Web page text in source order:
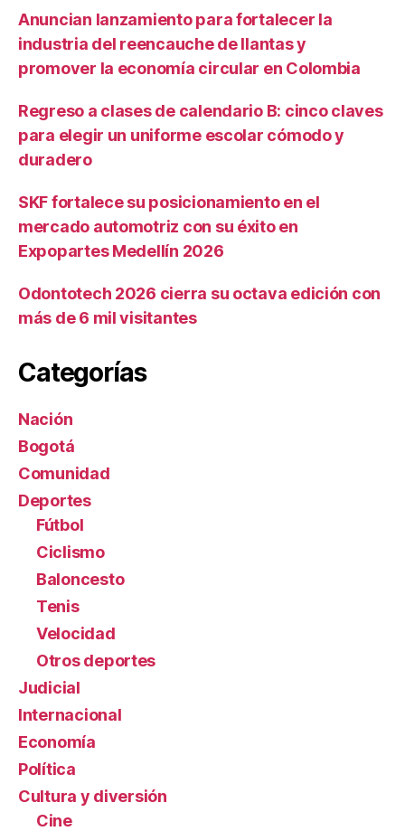
Anuncian lanzamiento para fortalecer la
industria del reencauche de llantas y
promover la economía circular en Colombia
Regreso a clases de calendario B: cinco claves
para elegir un uniforme escolar cómodo y
duradero
SKF fortalece su posicionamiento en el
mercado automotriz con su éxito en
Expopartes Medellín 2026
Odontotech 2026 cierra su octava edición con
más de 6 mil visitantes
Categorías
Nación
Bogotá
Comunidad
Deportes
Fútbol
Ciclismo
Baloncesto
Tenis
Velocidad
Otros deportes
Judicial
Internacional
Economía
Política
Cultura y diversión
Cine